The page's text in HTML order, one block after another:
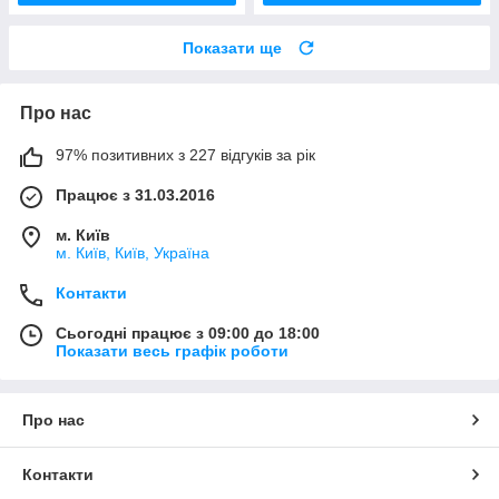
Показати ще
Про нас
97% позитивних з 227 відгуків за рік
Працює з 31.03.2016
м. Київ
м. Київ, Київ, Україна
Контакти
Сьогодні працює з 09:00 до 18:00
Показати весь графік роботи
Про нас
Контакти